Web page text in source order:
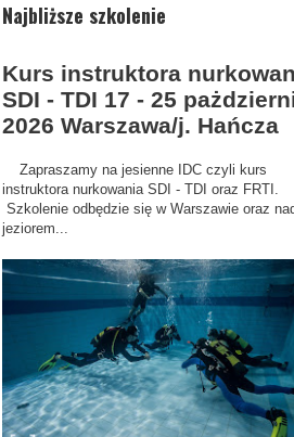
Najbliższe szkolenie
Kurs instruktora
SDI - TDI 17 - 25
2026 Warszawa/j. Hańcza
Zapraszamy na jesienne IDC czyli kurs
instruktora nurkowania SDI - TDI oraz FRTI.
Szkolenie odbędzie się w Warszawie oraz
jeziorem...